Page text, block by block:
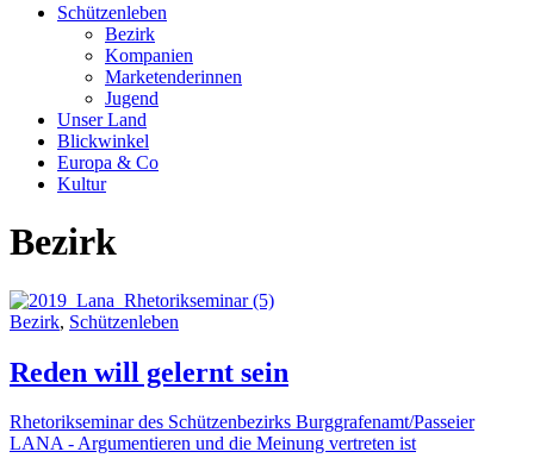
Schützenleben
Bezirk
Kompanien
Marketenderinnen
Jugend
Unser Land
Blickwinkel
Europa & Co
Kultur
Bezirk
Bezirk, Schützenleben
Reden will gelernt sein
Rhetorikseminar des Schützenbezirks Burggrafenamt/Passeier
LANA - Argumentieren und die Meinung vertreten ist